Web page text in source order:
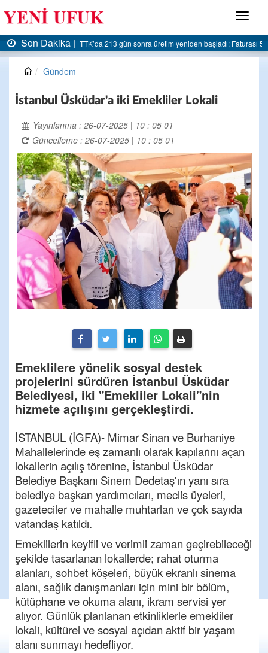
Menü
5 milyar liraya dayandı
Son Dakika |AK Parti Ereğli İlçe Başkanlığı’ndan belediyeye sert
Gündem
İstanbul Üsküdar'a iki Emekliler Lokali
Yayınlanma : 26-07-2025 | 10 : 05 01
Güncelleme : 26-07-2025 | 10 : 05 01
Emeklilere yönelik sosyal destek
projelerini sürdüren İstanbul Üsküdar
Belediyesi, iki "Emekliler Lokali"nin
hizmete açılışını gerçekleştirdi.
İSTANBUL (İGFA)- Mimar Sinan ve Burhaniye
Mahallelerinde eş zamanlı olarak kapılarını açan
lokallerin açılış törenine, İstanbul Üsküdar
Belediye Başkanı Sinem Dedetaş'ın yanı sıra
belediye başkan yardımcıları, meclis üyeleri,
gazeteciler ve mahalle muhtarları ve çok sayıda
vatandaş katıldı.
Emeklilerin keyifli ve verimli zaman geçirebileceği
şekilde tasarlanan lokallerde; rahat oturma
alanları, sohbet köşeleri, büyük ekranlı sinema
alanı, sağlık danışmanları için mini bir bölüm,
kütüphane ve okuma alanı, ikram servisi yer
alıyor. Günlük planlanan etkinliklerle emekliler
lokali, kültürel ve sosyal açıdan aktif bir yaşam
alanı sunmayı hedefliyor.